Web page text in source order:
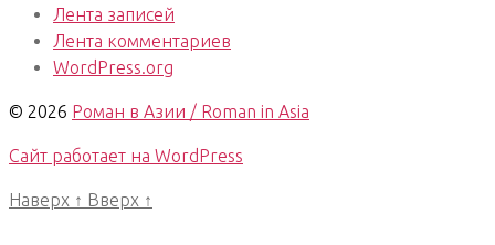
Лента записей
Лента комментариев
WordPress.org
© 2026 Роман в Азии / Roman in Asia
Сайт работает на WordPress
Наверх ↑ Вверх ↑